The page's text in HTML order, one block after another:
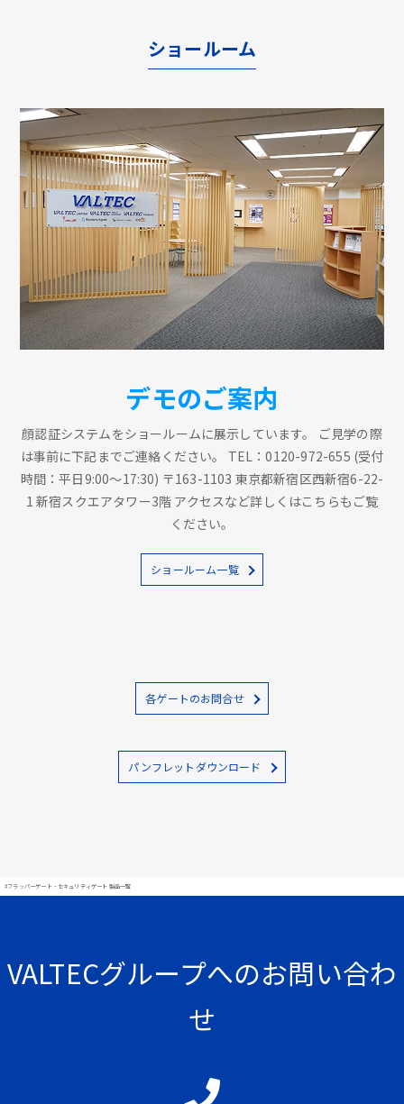
ショールーム
デモのご案内
顔認証システムをショールームに展示しています。 ご見学の際
は事前に下記までご連絡ください。 TEL：0120-972-655 (受付
時間：平日9:00～17:30) 〒163-1103 東京都新宿区西新宿6-22-
1 新宿スクエアタワー3階 アクセスなど詳しくはこちらもご覧
ください。
ショールーム一覧
各ゲートのお問合せ
パンフレットダウンロード
#フラッパーゲート・セキュリティゲート 製品一覧
VALTECグループへのお問い合わ
せ